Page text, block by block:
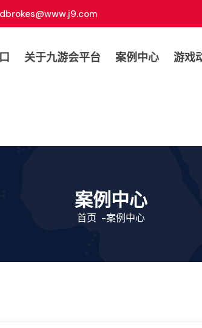
关于九游会平台 案例中心 游戏
案例中心
首页 -案例中心